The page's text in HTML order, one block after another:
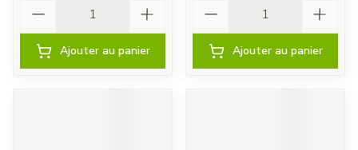
Ajouter au panier Ajouter au panier